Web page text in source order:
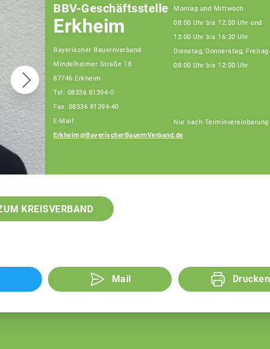
BBV-Geschäftsstelle
Erkheim
Bayerischer Bauernverband
Mindelheimer Straße 18
87746 Erkheim
Tel: 08336 81394-0
Fax: 08336 81394-40
E-Mail:
Erkheim@BayerischerBauernVerband.de
Montag und Mittwoch
08:00 Uhr bis 12:00 Uhr und
13:00 Uhr bis 16:30 Uhr
Dienstag, Donnerstag, Freitag
08:00 Uhr bis 12:00 Uhr
Nur nach Terminvereinbarung
KREISVERBAND
Mail Drucken